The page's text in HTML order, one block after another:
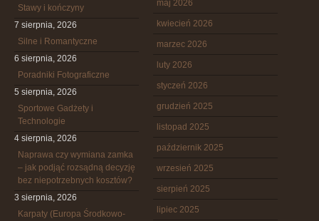
Stawy i kończyny
7 sierpnia, 2026
Silne i Romantyczne
6 sierpnia, 2026
Poradniki Fotograficzne
5 sierpnia, 2026
Sportowe Gadżety i
Technologie
4 sierpnia, 2026
Naprawa czy wymiana zamka
– jak podjąć rozsądną decyzję
bez niepotrzebnych kosztów?
3 sierpnia, 2026
Karpaty (Europa Środkowo-
maj 2026
kwiecień 2026
marzec 2026
luty 2026
styczeń 2026
grudzień 2025
listopad 2025
październik 2025
wrzesień 2025
sierpień 2025
lipiec 2025